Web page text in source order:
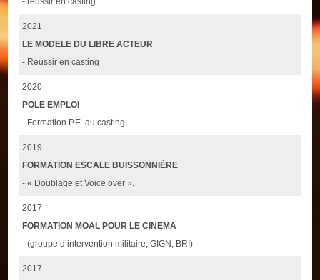
2021
LE MODELE DU LIBRE ACTEUR
- Réussir en casting
2020
POLE EMPLOI
- Formation P.E. au casting
2019
FORMATION ESCALE BUISSONNIÈRE
- « Doublage et Voice over ».
2017
FORMATION MOAL POUR LE CINEMA
- (groupe d’intervention militaire, GIGN, BRI)
2017